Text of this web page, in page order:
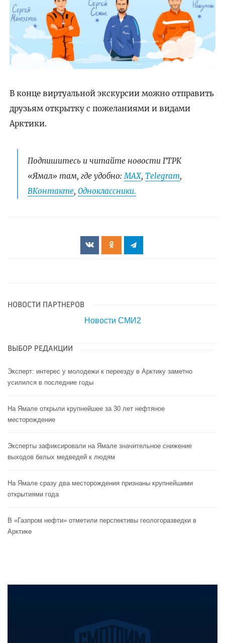
В конце виртуальной экскурсии можно отправить
друзьям открытку с пожеланиями и видами
Арктики.
Подпишитесь и читайте новости ГТРК
«Ямал» там, где удобно:МАХ, Telegram,
ВКонтакте, Одноклассники.
НОВОСТИ ПАРТНЕРОВ
Новости СМИ2
ВЫБОР РЕДАКЦИИ
Эксперт: интерес у молодежи к переезду в Арктику заметно
усилился в последние годы
На Ямале открыли крупнейшее за 30 лет нефтяное
месторождение
Эксперты зафиксировали на Ямале значительное снижение
выходов белых медведей к людям
На Ямале сразу два месторождения признаны крупнейшими
открытиями года
В «Газпром нефти» отметили перспективы геологоразведки в
Арктике